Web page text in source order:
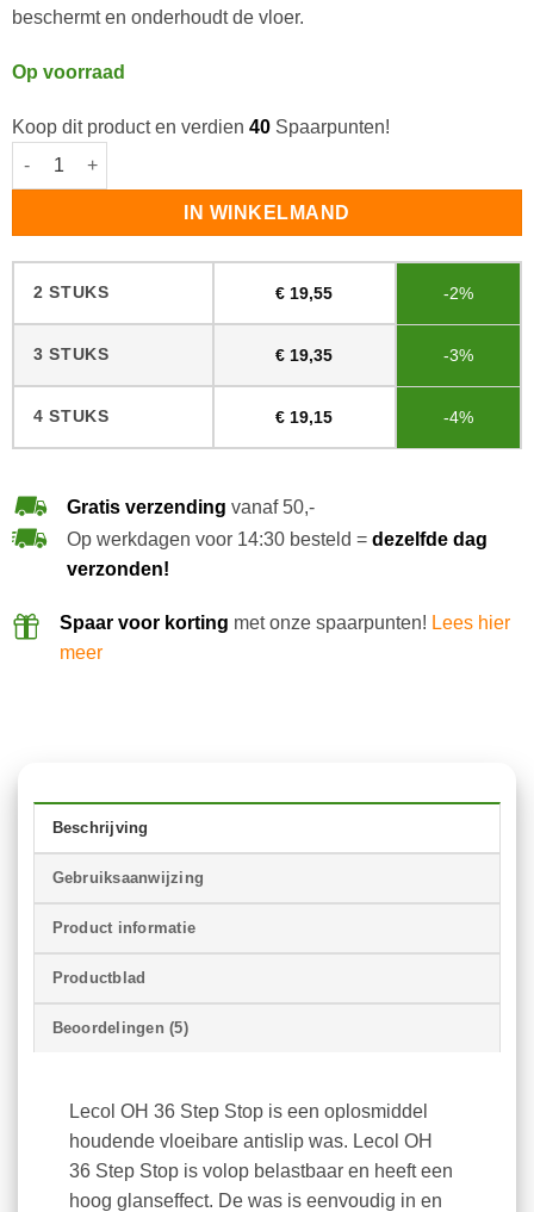
beschermt en onderhoudt de vloer.
Op voorraad
Koop dit product en verdien 40Spaarpunten!
Lecol OH 36 Step Stop aantal
IN WINKELMAND
2 STUKS € 19,55 -2%
3 STUKS € 19,35 -3%
4 STUKS € 19,15 -4%
Gratis verzending vanaf 50,-
Op werkdagen voor 14:30 besteld = dezelfde dag
verzonden!
Spaar voor korting met onze spaarpunten! Lees hier
meer
Beschrijving
Gebruiksaanwijzing
Product informatie
Productblad
Beoordelingen (5)
Lecol OH 36 Step Stop is een oplosmiddel
houdende vloeibare antislip was. Lecol OH
36 Step Stop is volop belastbaar en heeft een
hoog glanseffect. De was is eenvoudig in en